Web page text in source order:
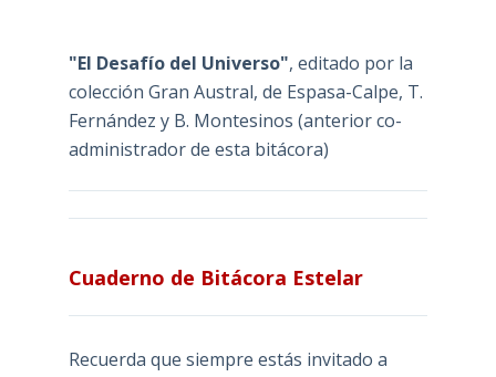
"El Desafío del Universo", editado por la
colección Gran Austral, de Espasa-Calpe, T.
Fernández y B. Montesinos (anterior co-
administrador de esta bitácora)
Cuaderno de Bitácora Estelar
Recuerda que siempre estás invitado a